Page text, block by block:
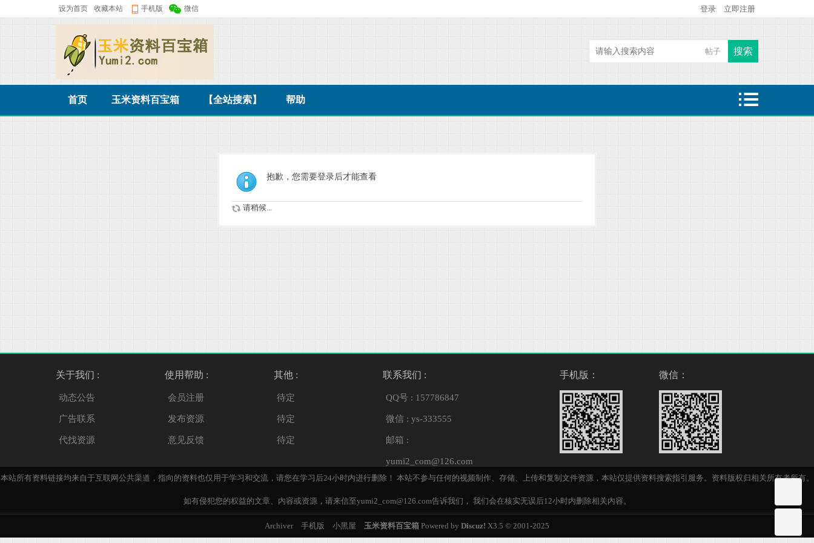
设为首页 收藏本站 手机版 微信 登录 立即注册
帖子 搜索
首页 玉米资料百宝箱 【全站搜索】 帮助
抱歉，您需要登录后才能查看
请稍候...
关于我们 :
动态公告
广告联系
代找资源
使用帮助 :
会员注册
发布资源
意见反馈
其他 :
待定
待定
待定
联系我们 :
QQ号 : 157786847
微信 : ys-333555
邮箱 :
yumi2_com@126.com
微信：
手机版：
本站所有资料链接均来自于互联网公共渠道，指向的资料也仅用于学习和交流，请您在学习后24小时内进行删除！ 本站不参与任何的视频制作、存储、上传和复制文件资源，本站仅提供资料搜索指引服务。资料版权归相关所有者所有。
如有侵犯您的权益的文章、内容或资源，请来信至yumi2_com@126.com告诉我们， 我们会在核实无误后12小时内删除相关内容。
Archiver 手机版 小黑屋 玉米资料百宝箱 Powered by Discuz! X3.5 © 2001-2025